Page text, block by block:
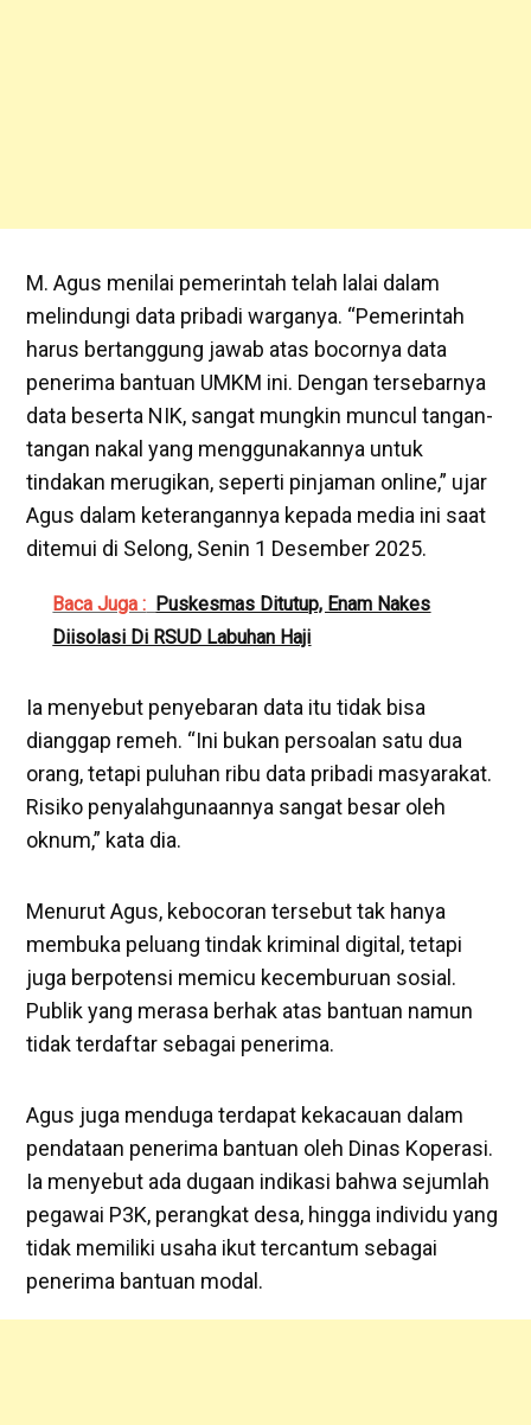
‎‎M. Agus menilai pemerintah telah lalai dalam
melindungi data pribadi warganya. “Pemerintah
harus bertanggung jawab atas bocornya data
penerima bantuan UMKM ini. Dengan tersebarnya
data beserta NIK, sangat mungkin muncul tangan-
tangan nakal yang menggunakannya untuk
tindakan merugikan, seperti pinjaman online,” ujar
Agus dalam keterangannya kepada media ini saat
ditemui di Selong, Senin 1 Desember 2025.
Baca Juga : Puskesmas Ditutup, Enam Nakes
Diisolasi Di RSUD Labuhan Haji
‎‎Ia menyebut penyebaran data itu tidak bisa
dianggap remeh. “Ini bukan persoalan satu dua
orang, tetapi puluhan ribu data pribadi masyarakat.
Risiko penyalahgunaannya sangat besar oleh
oknum,” kata dia.
Menurut Agus, kebocoran tersebut tak hanya
membuka peluang tindak kriminal digital, tetapi
juga berpotensi memicu kecemburuan sosial.
Publik yang merasa berhak atas bantuan namun
tidak terdaftar sebagai penerima.
‎Agus juga menduga terdapat kekacauan dalam
pendataan penerima bantuan oleh Dinas Koperasi.
Ia menyebut ada dugaan indikasi bahwa sejumlah
pegawai P3K, perangkat desa, hingga individu yang
tidak memiliki usaha ikut tercantum sebagai
penerima bantuan modal.